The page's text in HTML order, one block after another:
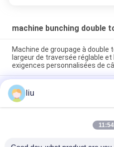
machine bunching double
Machine de groupage à double
largeur de traversée réglable
exigences personnalisées de
Machine de fractionnement à
la fractionnement de sept fils
conserve et plaqué d'argent
Machine de groupage à double
conçue pour les applications
liu